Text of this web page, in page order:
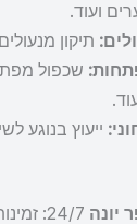
ועוד.
תיקון
שכפול
ייעוץ בנוגע
יונה
24/7: